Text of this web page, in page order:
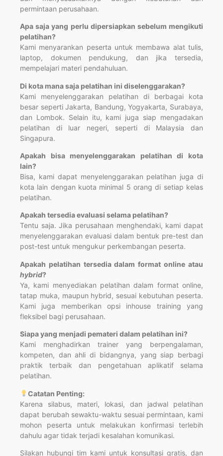
permintaan perusahaan.
Apa saja yang perlu dipersiapkan sebelum mengikuti
pelatihan?
Kami menyarankan peserta untuk membawa alat tulis,
laptop, dokumen pendukung, dan jika tersedia,
mempelajari materi pendahuluan.
Di kota mana saja pelatihan ini diselenggarakan?
Kami menyelenggarakan pelatihan di berbagai kota
besar seperti Jakarta, Bandung, Yogyakarta, Surabaya,
dan Lombok. Selain itu, kami juga siap mengadakan
pelatihan di luar negeri, seperti di Malaysia dan
Singapura.
Apakah bisa menyelenggarakan pelatihan di kota
lain?
Bisa, kami dapat menyelenggarakan pelatihan juga di
kota lain dengan kuota minimal 5 orang di setiap kelas
pelatihan.
Apakah tersedia evaluasi selama pelatihan?
Tentu saja. Jika perusahaan menghendaki, kami dapat
menyelenggarakan evaluasi dalam bentuk pre-test dan
post-test untuk mengukur perkembangan peserta.
Apakah pelatihan tersedia dalam format online atau
hybrid?
Ya, kami menyediakan pelatihan dalam format online,
tatap muka, maupun hybrid, sesuai kebutuhan peserta.
Kami juga memberikan opsi inhouse training yang
fleksibel bagi perusahaan.
Siapa yang menjadi pemateri dalam pelatihan ini?
Kami menghadirkan trainer yang berpengalaman,
kompeten, dan ahli di bidangnya, yang siap berbagi
praktik terbaik dan pengetahuan aplikatif selama
pelatihan.
Catatan Penting:
Karena silabus, materi, lokasi, dan jadwal pelatihan
dapat berubah sewaktu-waktu sesuai permintaan, kami
mohon peserta untuk melakukan konfirmasi terlebih
dahulu agar tidak terjadi kesalahan komunikasi.
Silakan hubungi tim kami untuk konsultasi gratis, dan